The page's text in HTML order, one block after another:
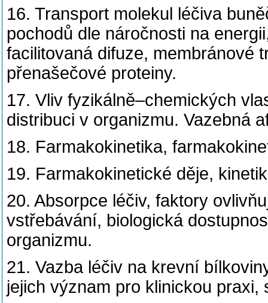
16. Transport molekul léčiva
pochodů dle náročnosti na
facilitovaná difuze, membránové
přenašečové proteiny.
17. Vliv fyzikálně–chemických
distribuci v organizmu. Vazebná
18. Farmakokinetika,
19. Farmakokinetické děje,
20. Absorpce léčiv, faktory
vstřebávání, biologická
organizmu.
21. Vazba léčiv na krevní
jejich význam pro klinickou praxi,